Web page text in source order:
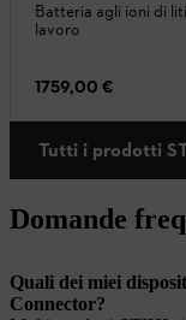
Batteria agli ioni di
lavoro
1759,00 €
Tutti i prodotti
Domande
Quali dei miei
Connector?